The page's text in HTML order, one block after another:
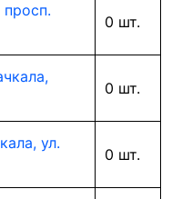
0 шт.
0 шт.
ул.
0 шт.